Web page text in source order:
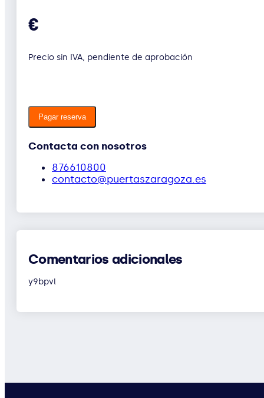
€
Precio sin IVA, pendiente de aprobación
Pagar reserva
Contacta con nosotros
876610800
contacto@puertaszaragoza.es
Comentarios adicionales
y9bpvl